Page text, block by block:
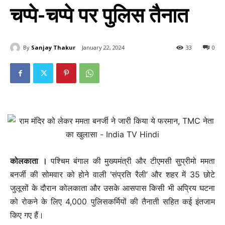
चप्पे-चप्पे पर पुलिस तैनात
By Sanjay Thakur January 22, 2024 0
33
कोलकाता । पश्चिम बंगाल की मुख्यमंत्री और टीएमसी सुप्रीमो ममता
बनर्जी की सोमवार को होने वाली ‘संप्रति रैली’ और शहर में 35 छोटे
जुलूसों के दौरान कोलकाता और उसके आसपास किसी भी अप्रिय घटना
को रोकने के लिए 4,000 पुलिसकर्मियों की तैनाती सहित कई इंतजाम
किए गए हैं।